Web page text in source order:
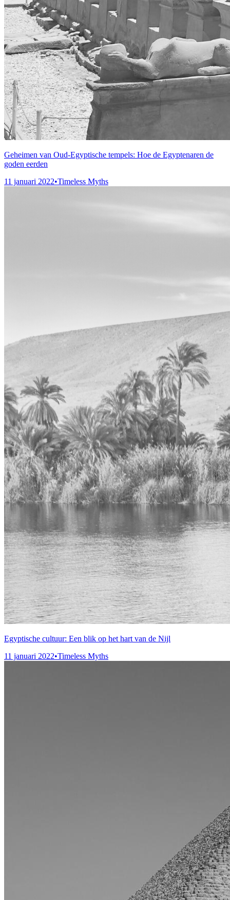
Geheimen van Oud-Egyptische tempels: Hoe de Egyptenaren de
goden eerden
11 januari 2022•Timeless Myths
Egyptische cultuur: Een blik op het hart van de Nijl
11 januari 2022•Timeless Myths